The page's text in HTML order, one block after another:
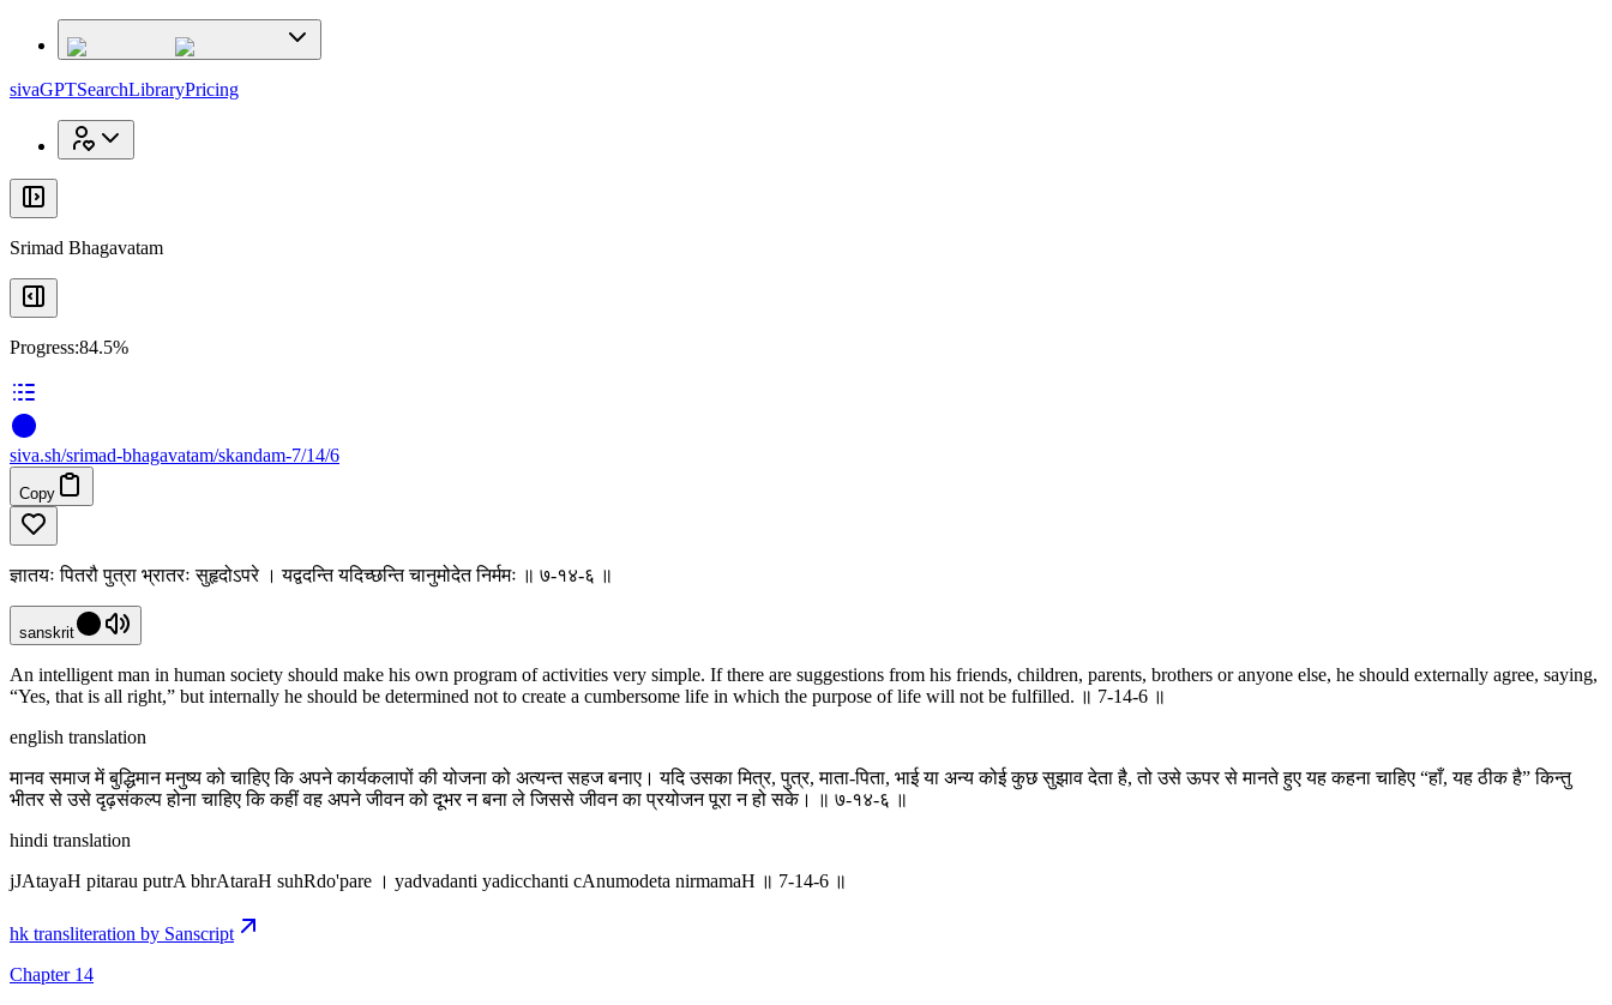
sivaGPTSearchLibraryPricing
Srimad Bhagavatam
Progress:84.5%
siva.sh/srimad-bhagavatam/skandam-7/14/6
Copy
ज्ञातयः पितरौ पुत्रा भ्रातरः सुहृदोऽपरे । यद्वदन्ति यदिच्छन्ति चानुमोदेत निर्ममः ॥ ७-१४-६ ॥
sanskrit
An intelligent man in human society should make his own program of activities very simple. If there are suggestions from his friends, children, parents, brothers or anyone else, he should externally agree, saying,
“Yes, that is all right,” but internally he should be determined not to create a cumbersome life in which the purpose of life will not be fulfilled. ॥ 7-14-6 ॥
english translation
मानव समाज में बुद्धिमान मनुष्य को चाहिए कि अपने कार्यकलापों की योजना को अत्यन्त सहज बनाए। यदि उसका मित्र, पुत्र, माता-पिता, भाई या अन्य कोई कुछ सुझाव देता है, तो उसे ऊपर से मानते हुए यह कहना चाहिए “हाँ, यह ठीक है” किन्तु
भीतर से उसे दृढ़संकल्प होना चाहिए कि कहीं वह अपने जीवन को दूभर न बना ले जिससे जीवन का प्रयोजन पूरा न हो सके। ॥ ७-१४-६ ॥
hindi translation
jJAtayaH pitarau putrA bhrAtaraH suhRdo'pare । yadvadanti yadicchanti cAnumodeta nirmamaH ॥ 7-14-6 ॥
hk transliteration by Sanscript
Chapter 14